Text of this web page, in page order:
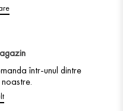
într-unul dintre